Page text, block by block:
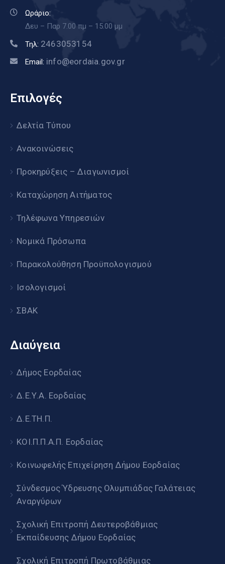
Ωράριο:
Δευ – Παρ 7.00 πμ – 15.00 μμ
Τηλ: 2463053154
Email: info@eordaia.gov.gr
Επιλογές
Δελτία Τύπου
Ανακοινώσεις
Προκηρύξεις – Διαγωνισμοί
Καταχώρηση Αιτήματος
Τηλέφωνα Υπηρεσιών
Νομικά Πρόσωπα
Παρακολούθηση Προϋπολογισμού
Ισολογισμοί
ΣΒΑΚ
Διαύγεια
Δήμος Εορδαίας
Δ.Ε.Υ.Α. Εορδαίας
Δ.Ε.ΤΗ.Π.
ΚΟΙ.Π.Π.Α.Π. Εορδαίας
Κοινωφελής Επιχείρηση Δήμου Εορδαίας
Σύνδεσμος Ύδρευσης Ολυμπιάδας Γαλάτειας
Αναργύρων
Σχολική Επιτροπή Δευτεροβάθμιας
Εκπαίδευσης Δήμου Εορδαίας
Σχολική Επιτροπή Πρωτοβάθμιας